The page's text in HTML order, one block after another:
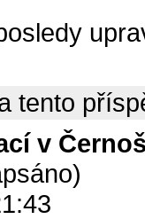
tento
v